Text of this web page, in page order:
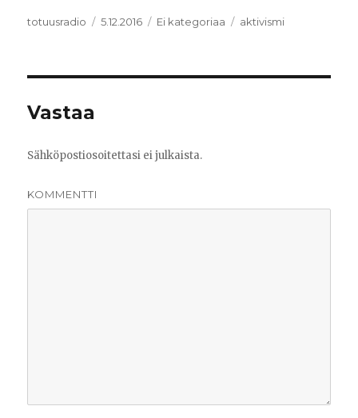
Kirjoittaja
totuusradio Julkaistu
5.12.2016 Kategoriat
Ei kategoriaa Avainsanat
aktivismi
Vastaa
Sähköpostiosoitettasi ei julkaista.
KOMMENTTI